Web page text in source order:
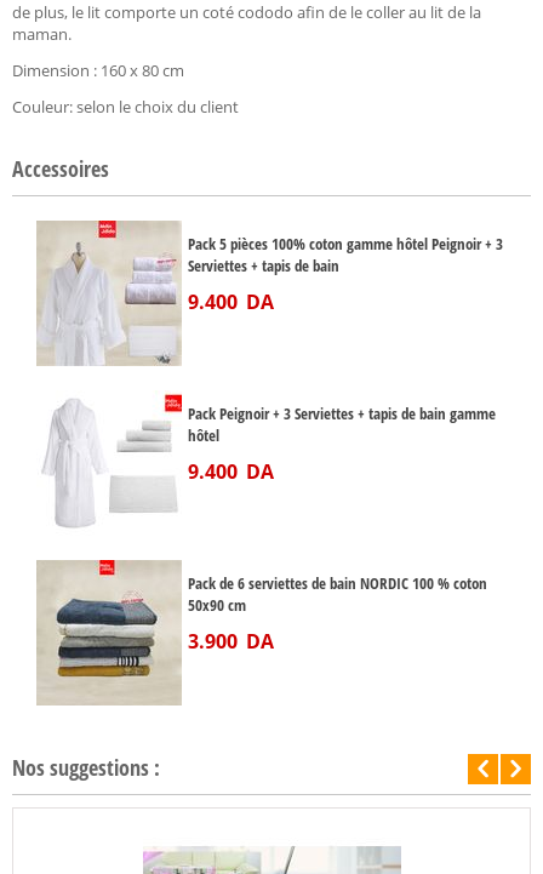
de plus, le lit comporte un coté cododo afin de le coller au lit de la
maman.
Dimension : 160 x 80 cm
Couleur: selon le choix du client
Accessoires
Pack 5 pièces 100% coton gamme hôtel Peignoir + 3
Serviettes + tapis de bain
9.400 DA
Pack Peignoir + 3 Serviettes + tapis de bain gamme
hôtel
9.400 DA
Pack de 6 serviettes de bain NORDIC 100 % coton
50x90 cm
3.900 DA
Nos suggestions :